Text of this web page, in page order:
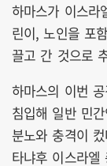
하마스가 이스라
린이, 노인을 포
끌고 간 것으로
하마스의 이번
침입해 일반 민
분노와 충격이
타냐후 이스라엘